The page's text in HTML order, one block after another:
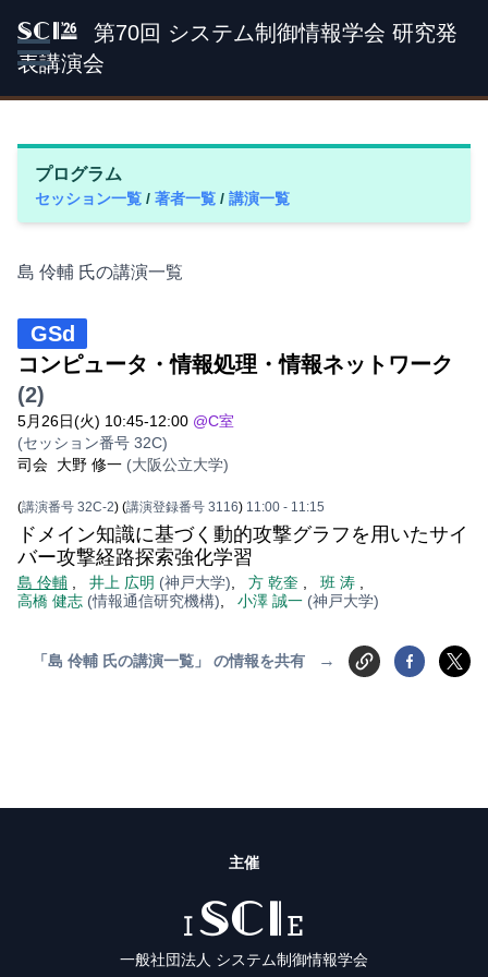
SCI '26
第70回 システム制御情報学会 研究発
表講演会
プログラム
セッション一覧 / 著者一覧 / 講演一覧
島 伶輔 氏の講演一覧
GSd
コンピュータ・情報処理・情報ネットワーク
(2)
5月26日(火) 10:45-12:00 @C室
(セッション番号 32C)
司会 大野 修一 (大阪公立大学)
(講演番号 32C-2) (講演登録番号 3116) 11:00 - 11:15
ドメイン知識に基づく動的攻撃グラフを用いたサイ
バー攻撃経路探索強化学習
島 伶輔 井上 広明 (神戸大学) 方 乾奎 班 涛
高橋 健志 (情報通信研究機構) 小澤 誠一 (神戸大学)
「島 伶輔 氏の講演一覧」 の情報を共有 →
主催
ISCIE
一般社団法人 システム制御情報学会